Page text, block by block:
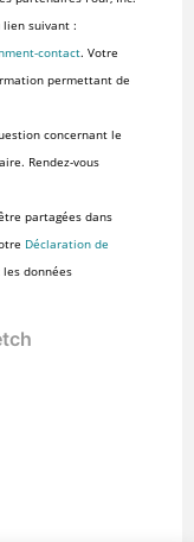
suivant :
contact. Votre
permettant de
concernant le
Rendez-vous
partagées dans
Déclaration de
données